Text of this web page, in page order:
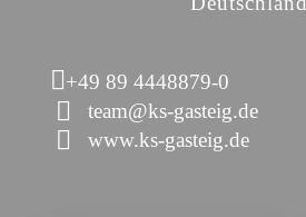
+49 89 4448879-0
team@ks-gasteig.de
www.ks-gasteig.de